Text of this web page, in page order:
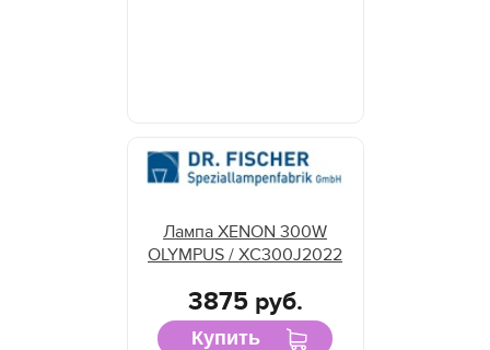
Лампа XENON 300W
OLYMPUS / XC300J2022
3875 руб.
Купить